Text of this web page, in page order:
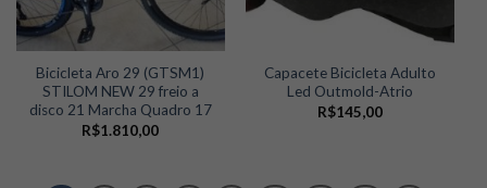
Bicicleta Aro 29 (GTSM1)
STILOM NEW 29 freio a
disco 21 Marcha Quadro 17
R$1.810,00
Capacete Bicicleta Adulto
Led Outmold-Atrio
R$145,00